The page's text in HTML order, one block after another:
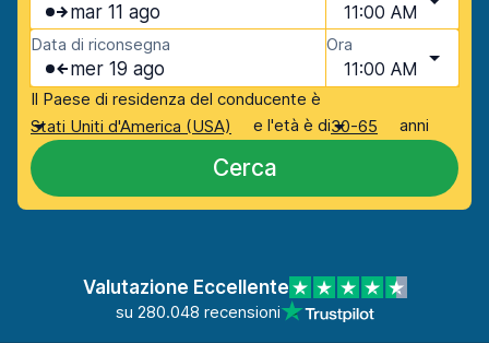
mar 11 ago 11:00 AM
Data di riconsegna
mer 19 ago
Ora
11:00 AM
Il Paese di residenza del conducente è
Stati Uniti d'America (USA)
e l'età è di30-65 anni
Cerca
Valutazione Eccellente
su 280.048 recensioni